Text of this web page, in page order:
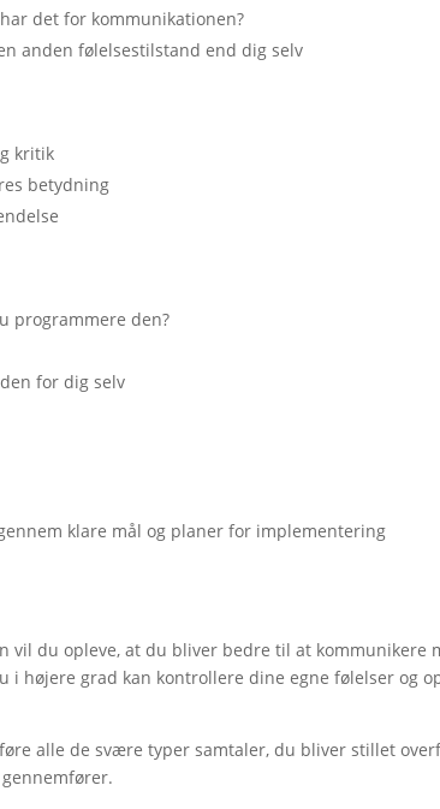
det for kommunikationen?
anden følelsestilstand end dig selv
kritik
betydning
programmere den?
for dig selv
klare mål og planer for implementering
vil du opleve, at du bliver bedre til at kommunikere
højere grad kan kontrollere dine egne følelser og
alle de svære typer samtaler, du bliver stillet